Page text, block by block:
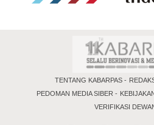
TENTANG KABARPAS
PEDOMAN MEDIA SIBER
VERIFIKASI